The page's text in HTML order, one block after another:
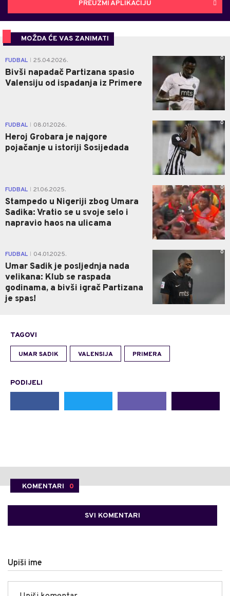
PREUZMI APLIKACIJU
MOŽDA ĆE VAS ZANIMATI
FUDBAL 25.04.2026.
Bivši napadač Partizana spasio
Valensiju od ispadanja iz Primere
0
FUDBAL 08.01.2026.
Heroj Grobara je najgore
pojačanje u istoriji Sosijedada
0
FUDBAL 21.06.2025.
Stampedo u Nigeriji zbog Umara
Sadika: Vratio se u svoje selo i
napravio haos na ulicama
0
FUDBAL 04.01.2025.
Umar Sadik je posljednja nada
velikana: Klub se raspada
godinama, a bivši igrač Partizana
je spas!
0
TAGOVI
UMAR SADIK VALENSIJA PRIMERA
PODIJELI
KOMENTARI 0
SVI KOMENTARI
Upiši ime